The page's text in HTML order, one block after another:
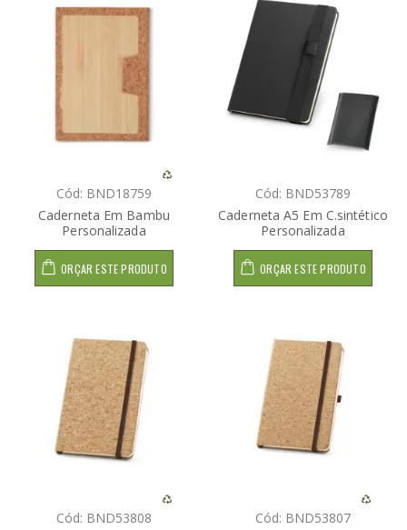
Cód: BND18759
Caderneta Em Bambu
Personalizada
ORÇAR ESTE PRODUTO
Cód: BND53789
Caderneta A5 Em C.sintético
Personalizada
ORÇAR ESTE PRODUTO
Cód: BND53808
Cód: BND53807